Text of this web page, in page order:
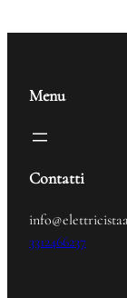
Menu
Contatti
3312466237